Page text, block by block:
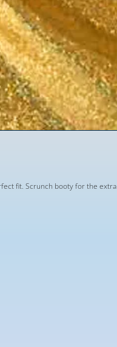
fit. Scrunch booty for the extra